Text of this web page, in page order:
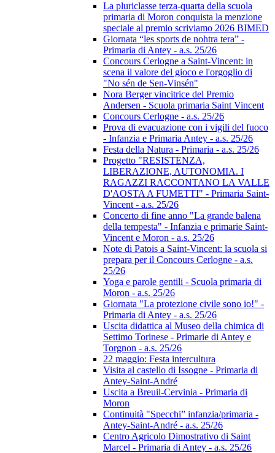
La pluriclasse terza-quarta della scuola
primaria di Moron conquista la menzione
speciale al premio scriviamo 2026 BIMED
Giornata “les sports de nohtra tera” -
Primaria di Antey - a.s. 25/26
Concours Cerlogne a Saint-Vincent: in
scena il valore del gioco e l'orgoglio di
"No sén de Sen-Vinsén"
Nora Berger vincitrice del Premio
Andersen - Scuola primaria Saint Vincent
Concours Cerlogne - a.s. 25/26
Prova di evacuazione con i vigili del fuoco
- Infanzia e Primaria Antey - a.s. 25/26
Festa della Natura - Primaria - a.s. 25/26
Progetto "RESISTENZA,
LIBERAZIONE, AUTONOMIA. I
RAGAZZI RACCONTANO LA VALLE
D'AOSTA A FUMETTI" - Primaria Saint-
Vincent - a.s. 25/26
Concerto di fine anno "La grande balena
della tempesta" - Infanzia e primarie Saint-
Vincent e Moron - a.s. 25/26
Note di Patois a Saint-Vincent: la scuola si
prepara per il Concours Cerlogne - a.s.
25/26
Yoga e parole gentili - Scuola primaria di
Moron - a.s. 25/26
Giornata "La protezione civile sono io!" -
Primaria di Antey - a.s. 25/26
Uscita didattica al Museo della chimica di
Settimo Torinese - Primarie di Antey e
Torgnon - a.s. 25/26
22 maggio: Festa intercultura
Visita al castello di Issogne - Primaria di
Antey-Saint-André
Uscita a Breuil-Cervinia - Primaria di
Moron
Continuità "Specchi” infanzia/primaria -
Antey-Saint-André - a.s. 25/26
Centro Agricolo Dimostrativo di Saint
Marcel - Primaria di Antey - a.s. 25/26